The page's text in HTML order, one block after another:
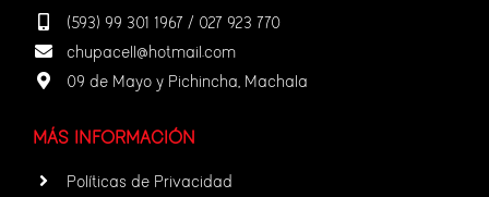
(593) 99 301 1967 / 027 923 770
chupacell@hotmail.com
09 de Mayo y Pichincha, Machala
MÁS INFORMACIÓN
Políticas de Privacidad